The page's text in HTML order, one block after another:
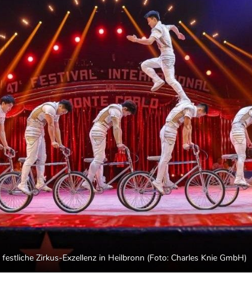
Zirkus-Exzellenz in Heilbronn (Foto: Charles Knie GmbH)